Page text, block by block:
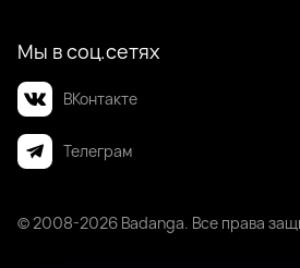
Мы в соц.сетях
ВКонтакте
Телеграм
© 2008-2026 Badanga. Все права